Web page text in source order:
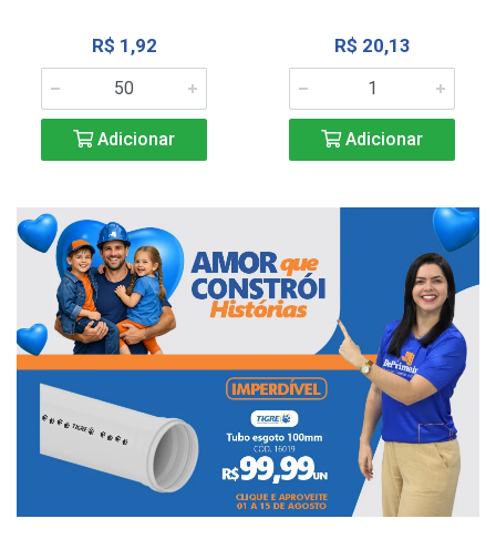
R$ 1,92
Adicionar
R$ 20,13
Adicionar